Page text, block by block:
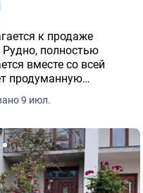
к продаже
полностью
вместе со всей
продуманную
и лестничная
9 июл.